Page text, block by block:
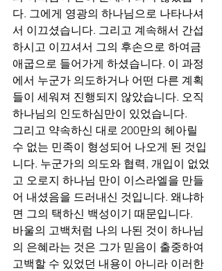
다. 그에게 영광의 하나님으로 나타나셔
서 이끄셨습니다. 그리고 계속해서 간섭
하시고 이끄셔서 그의 후손으로 하여금
애굽으로 들어가게 하셨습니다. 이 과정
에서 누군가 의도하거나 어떤 다른 계획
들이 세워져 진행되지 않았습니다. 오직
하나님의 인도하심만이 있었습니다.
그리고 약속하신 대로 200만의 헤아릴
수 없는 민족이 형성되어 나오게 된 것입
니다. 누군가의 의도와 협력, 개입이 없었
고 오로지 하나님 만이 이스라엘을 만들
어 내셨음을 드러내신 것입니다. 왜냐하
면 그의 택하신 백성이기 때문입니다.
바울의 고백처럼 나의 나된 것이 하나님
의 은혜라는 것은 그가 믿음이 출중하여
고백할 수 있었던 내용이 아니라 이러한